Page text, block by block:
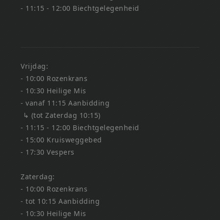
- 11:15 - 12:00 Biechtgelegenheid
Vrijdag:
- 10:00 Rozenkrans
- 10:30 Heilige Mis
- vanaf 11:15 Aanbidding
↳ (tot Zaterdag 10:15)
- 11:15 - 12:00 Biechtgelegenheid
- 15:00 Kruisweggebed
- 17:30 Vespers
Zaterdag:
- 10:00 Rozenkrans
- tot 10:15 Aanbidding
- 10:30 Heilige Mis